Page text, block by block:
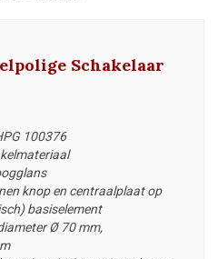
Schakelaar
100376
knop en centraalplaat op
basiselement
Ø 70 mm,